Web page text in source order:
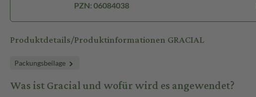
PZN: 06084038
Produktdetails/Produktinformationen GRACIAL
Packungsbeilage
Was ist Gracial und wofür wird es angewendet?